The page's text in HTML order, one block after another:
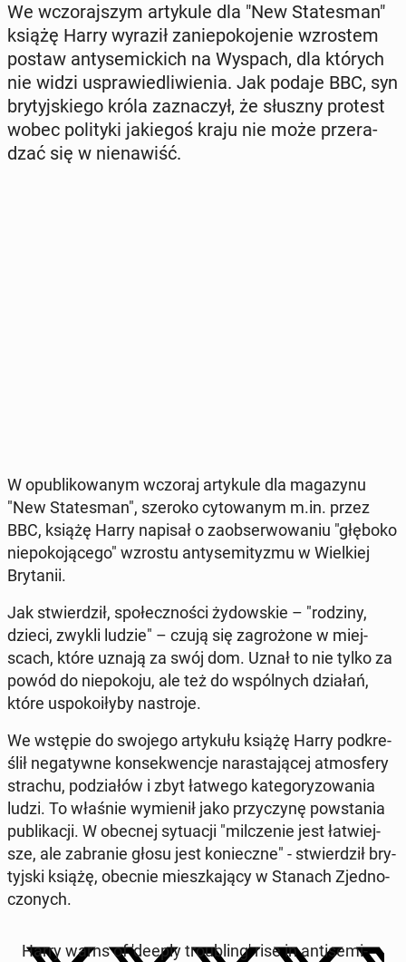
We wczo­raj­szym ar­ty­ku­le dla "New Sta­te­sman"
książę Harry wyraził za­nie­po­ko­je­nie wzro­stem
postaw an­ty­se­mic­kich na Wyspach, dla których
nie widzi uspra­wie­dli­wie­nia. Jak podaje BBC, syn
bry­tyj­skie­go króla za­zna­czył, że słuszny protest
wobec po­li­ty­ki ja­kie­goś kraju nie może prze­ra­
dzać się w nie­na­wiść.
W opu­bli­ko­wa­nym wczoraj ar­ty­ku­le dla ma­ga­zy­nu
"New Sta­te­sman", szeroko cy­to­wa­nym m.in. przez
BBC, książę Harry napisał o za­ob­ser­wo­wa­niu "głęboko
nie­po­ko­ją­ce­go" wzrostu an­ty­se­mi­ty­zmu w Wiel­kiej
Bry­ta­nii.
Jak stwier­dził, spo­łecz­no­ści ży­dow­skie – "rodziny,
dzieci, zwykli ludzie" – czują się za­gro­żo­ne w miej­
scach, które uznają za swój dom. Uznał to nie tylko za
powód do nie­po­ko­ju, ale też do wspól­nych działań,
które uspo­ko­iły­by na­stro­je.
We wstępie do swojego ar­ty­ku­łu książę Harry pod­kre­
ślił ne­ga­tyw­ne kon­se­kwen­cje na­ra­sta­ją­cej at­mos­fe­ry
strachu, po­dzia­łów i zbyt łatwego ka­te­go­ry­zo­wa­nia
ludzi. To właśnie wy­mie­nił jako przy­czy­nę po­wsta­nia
pu­bli­ka­cji. W obecnej sy­tu­acji "mil­cze­nie jest ła­twiej­
sze, ale za­bra­nie głosu jest ko­niecz­ne" - stwier­dził bry­
tyj­ski książę, obecnie miesz­ka­ją­cy w Stanach Zjed­no­
czo­nych.
Harry warns of 'deeply tro­ublin­g' rise in an­ti­se­mi­